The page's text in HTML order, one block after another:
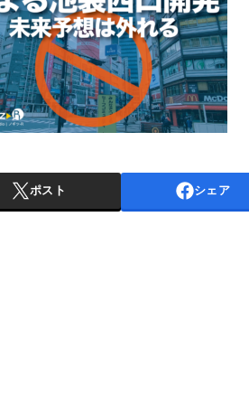
ポスト シェア